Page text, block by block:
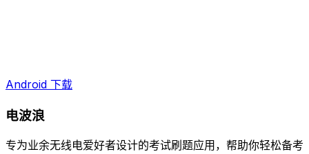
Android 下载
电波浪
专为业余无线电爱好者设计的考试刷题应用，帮助你轻松备考